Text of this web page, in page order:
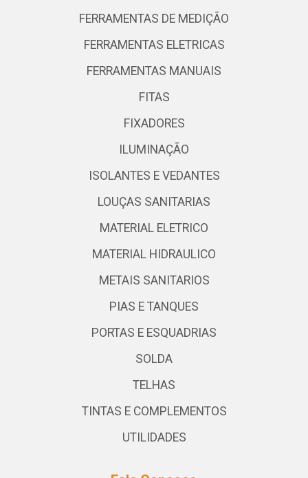
FERRAMENTAS DE MEDIÇÃO
FERRAMENTAS ELETRICAS
FERRAMENTAS MANUAIS
FITAS
FIXADORES
ILUMINAÇÃO
ISOLANTES E VEDANTES
LOUÇAS SANITARIAS
MATERIAL ELETRICO
MATERIAL HIDRAULICO
METAIS SANITARIOS
PIAS E TANQUES
PORTAS E ESQUADRIAS
SOLDA
TELHAS
TINTAS E COMPLEMENTOS
UTILIDADES